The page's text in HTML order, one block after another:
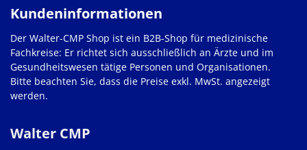
Walter CMP
Kundeninformationen
Der Walter-CMP Shop ist ein B2B-Shop für medizinische
Fachkreise: Er richtet sich ausschließlich an Ärzte und im
Gesundheitswesen tätige Personen und Organisationen.
Bitte beachten Sie, dass die Preise exkl. MwSt. angezeigt
werden.